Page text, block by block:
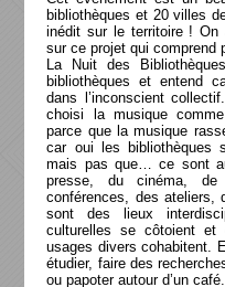
bibliothèques et 20 villes
inédit sur le territoire ! On
sur ce projet qui comprend
La Nuit des
bibliothèques et entend
dans l’inconscient
choisi la musique
parce que la musique
car oui les bibliothèques
mais pas que… ce sont
presse, du cinéma,
conférences, des ateliers,
sont des lieux
culturelles se côtoient
usages divers cohabitent.
étudier, faire des
ou papoter autour d’un café.